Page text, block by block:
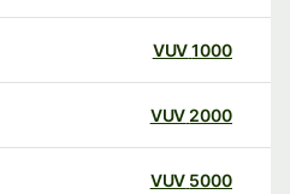
1000
VUV
2000
VUV
5000
VUV